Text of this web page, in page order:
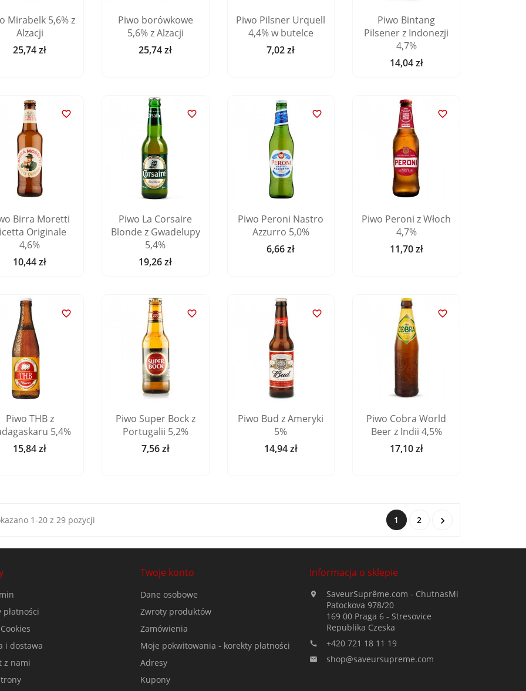
Mirabelk 5,6% z
Alzacji
Cena
25,74 zł
Piwo borówkowe
5,6% z Alzacji
Cena
25,74 zł
Piwo Pilsner Urquell
4,4% w butelce
Cena
7,02 zł
Piwo Bintang
Pilsener z Indonezji
4,7%
Cena
14,04 zł

Birra Moretti
Originale
4,6%
Cena
10,44 zł

Piwo La Corsaire
Blonde z Gwadelupy
5,4%
Cena
19,26 zł

Piwo Peroni Nastro
Azzurro 5,0%
Cena
6,66 zł

Piwo Peroni z Włoch
4,7%
Cena
11,70 zł

Piwo THB z
5,4%
Cena
15,84 zł

Piwo Super Bock z
Portugalii 5,2%
Cena
7,56 zł

Piwo Bud z Ameryki
5%
Cena
14,94 zł

Piwo Cobra World
Beer z Indii 4,5%
Cena
17,10 zł
1-20 z 29 pozycji 1 2 
i dostawa
z nami
Twoje konto
Dane osobowe
Zwroty produktów
Zamówienia
Moje pokwitowania - korekty płatności
Adresy
Kupony
Informacja o sklepie

SaveurSuprême.com - ChutnasMi
Patockova 978/20
169 00 Praga 6 - Stresovice
Republika Czeska
 +420 721 18 11 19
 shop@saveursupreme.com